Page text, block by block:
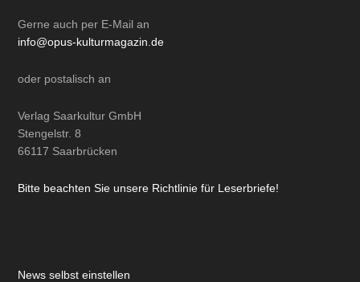
Gerne auch per E-Mail an
info@opus-kulturmagazin.de
oder postalisch an
Verlag Saarkultur GmbH
Stengelstr. 8
66117 Saarbrücken
Bitte beachten Sie unsere Richtlinie für Leserbriefe!
News selbst einstellen